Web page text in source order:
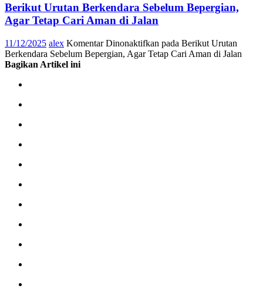
Berikut Urutan Berkendara Sebelum Bepergian,
Agar Tetap Cari Aman di Jalan
11/12/2025 alex Komentar Dinonaktifkan pada Berikut Urutan
Berkendara Sebelum Bepergian, Agar Tetap Cari Aman di Jalan
Bagikan Artikel ini